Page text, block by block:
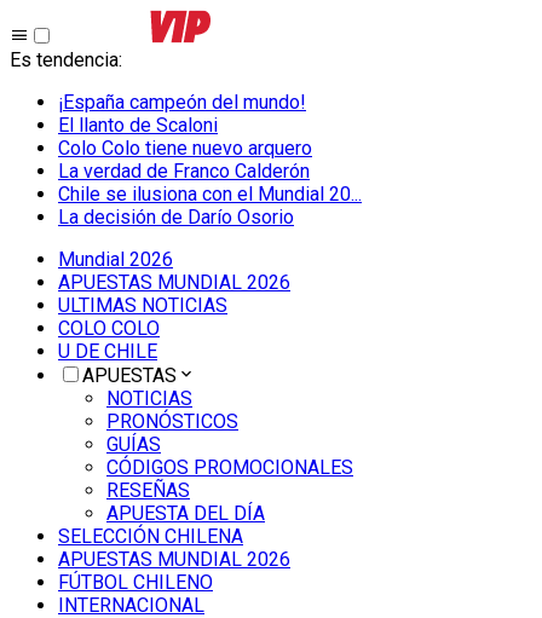
Es tendencia:
¡España campeón del mundo!
El llanto de Scaloni
Colo Colo tiene nuevo arquero
La verdad de Franco Calderón
Chile se ilusiona con el Mundial 20...
La decisión de Darío Osorio
Mundial 2026
APUESTAS MUNDIAL 2026
ULTIMAS NOTICIAS
COLO COLO
U DE CHILE
APUESTAS
NOTICIAS
PRONÓSTICOS
GUÍAS
CÓDIGOS PROMOCIONALES
RESEÑAS
APUESTA DEL DÍA
SELECCIÓN CHILENA
APUESTAS MUNDIAL 2026
FÚTBOL CHILENO
INTERNACIONAL